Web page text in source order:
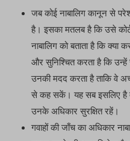
जब कोई नाबालिग कानून से
है। इसका मतलब है कि उसे
नाबालिग को बताता है कि क्या
और सुनिश्चित करता है कि
उनकी मदद करता है ताकि वे
से कह सकें। यह सब इसलिए है
उनके अधिकार सुरक्षित रहें।
गवाहों की जाँच का अधिकार